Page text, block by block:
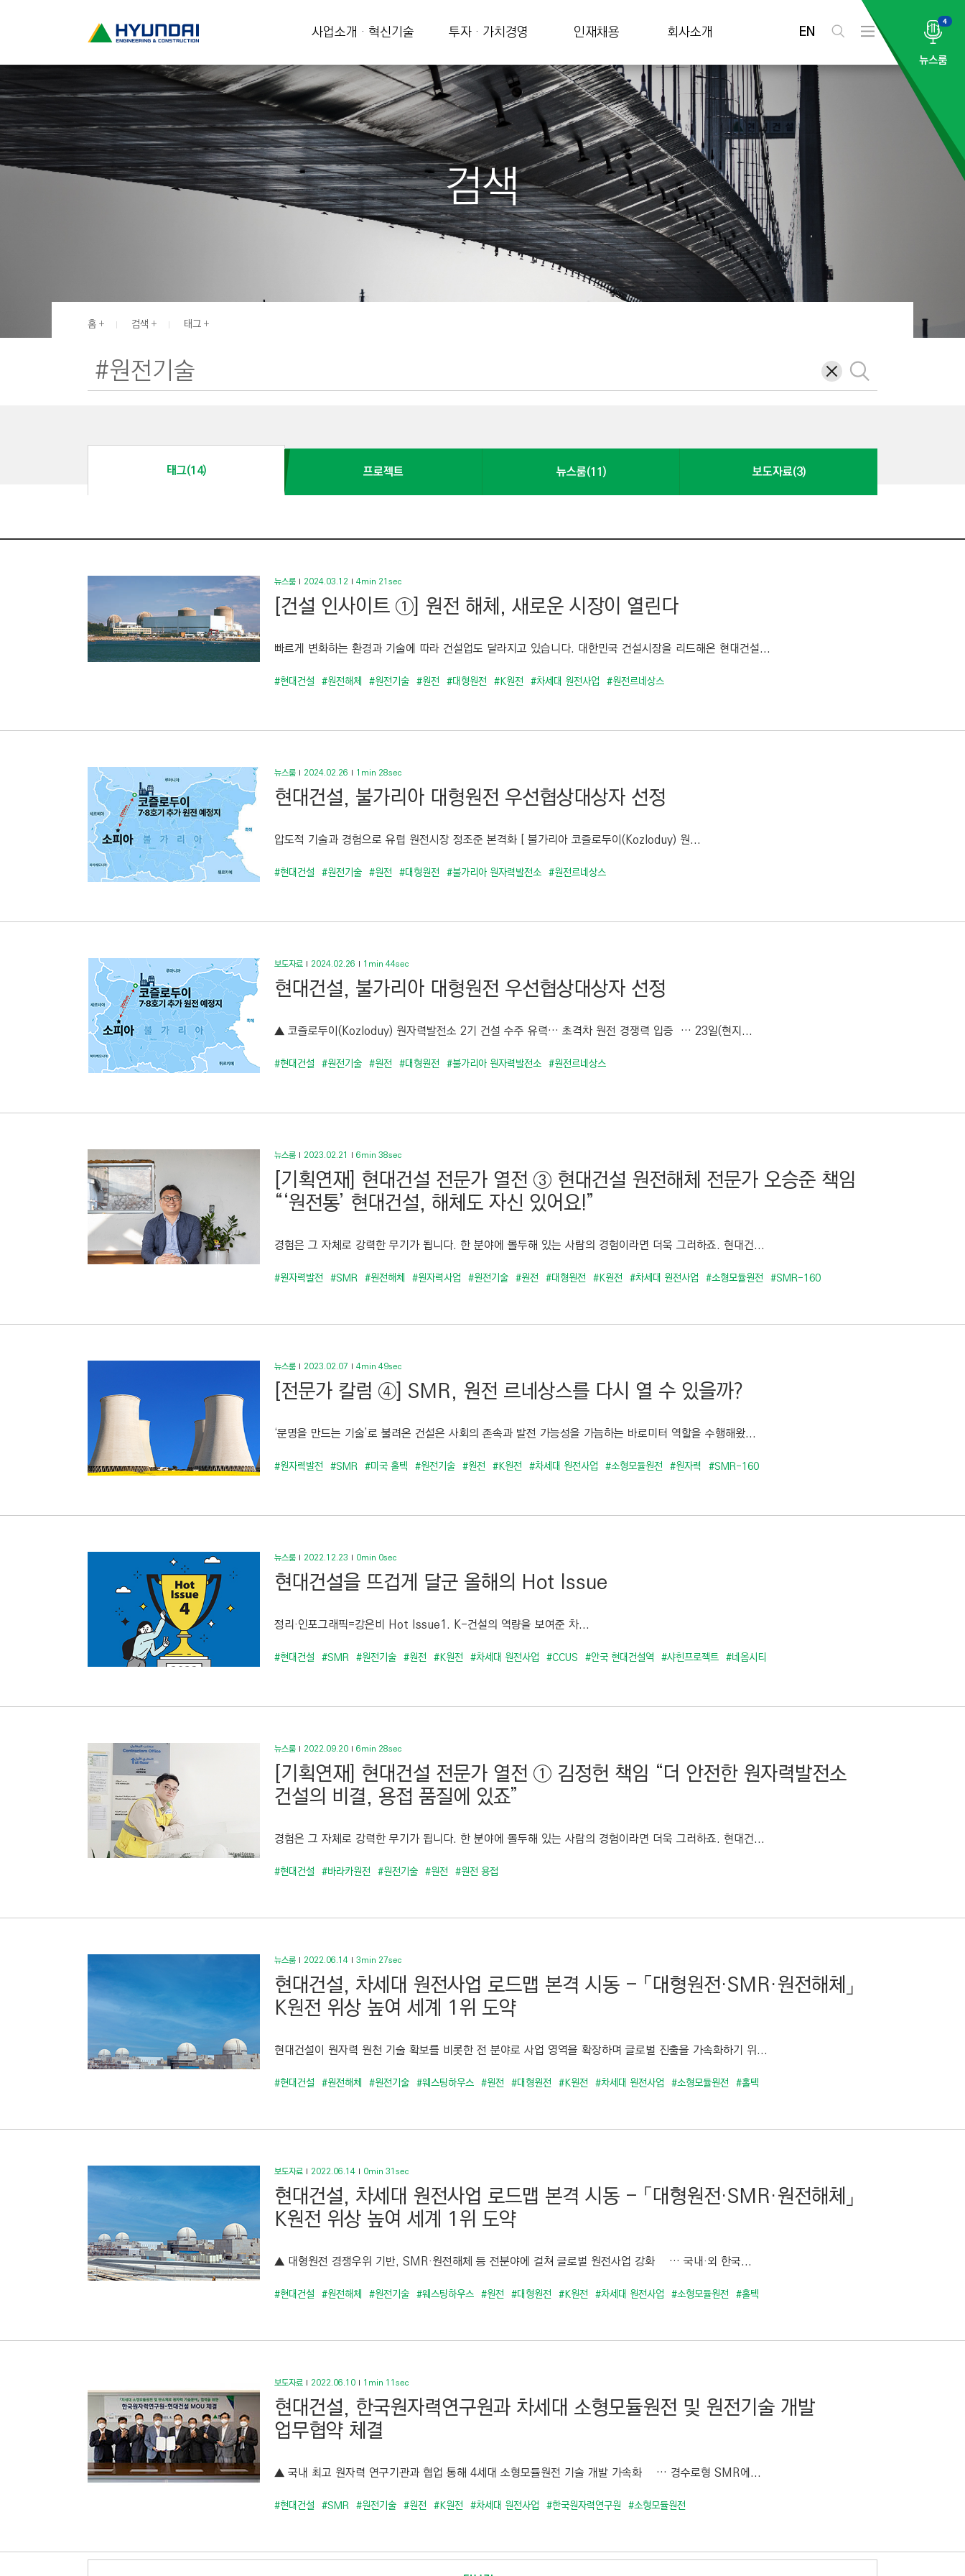
현
건
설
H
Y
U
N
G
N
&
O
S
T
U
C
N
사업소개 · 혁신기술 투자 · 가치경영 인재채용 회사소개 EN
검
전
메
4
뉴스룸
검색
홈 검색 태그
삭
제
검
색
태그(14) 프로젝트 뉴스룸(11) 보도자료(3)
뉴스룸 2024.03.12 4min 21sec
[건설 인사이트 ①] 원전 해체, 새로운 시장이 열린다
빠르게 변화하는 환경과 기술에 따라 건설업도 달라지고 있습니다. 대한민국 건설시장을 리드해온 현대건설...
#현대건설 #원전해체 #원전기술 #원전 #대형원전 #K원전 #차세대 원전사업 #원전르네상스
뉴스룸 2024.02.26 1min 28sec
현대건설, 불가리아 대형원전 우선협상대상자 선정
압도적 기술과 경험으로 유럽 원전시장 정조준 본격화 [ 불가리아 코즐로두이(Kozloduy) 원...
#현대건설 #원전기술 #원전 #대형원전 #불가리아 원자력발전소 #원전르네상스
보도자료 2024.02.26 1min 44sec
현대건설, 불가리아 대형원전 우선협상대상자 선정
▲ 코즐로두이(Kozloduy) 원자력발전소 2기 건설 수주 유력… 초격차 원전 경쟁력 입증 … 23일(현지...
#현대건설 #원전기술 #원전 #대형원전 #불가리아 원자력발전소 #원전르네상스
뉴스룸 2023.02.21 6min 38sec
[기획연재] 현대건설 전문가 열전 ③ 현대건설 원전해체 전문가 오승준 책임
“‘원전통’ 현대건설, 해체도 자신 있어요!”
경험은 그 자체로 강력한 무기가 됩니다. 한 분야에 몰두해 있는 사람의 경험이라면 더욱 그러하죠. 현대건...
#원자력발전 #SMR #원전해체 #원자력사업 #원전기술 #원전 #대형원전 #K원전 #차세대 원전사업 #소형모듈원전 #SMR-160
뉴스룸 2023.02.07 4min 49sec
[전문가 칼럼 ④] SMR, 원전 르네상스를 다시 열 수 있을까?
‘문명을 만드는 기술’로 불려온 건설은 사회의 존속과 발전 가능성을 가늠하는 바로미터 역할을 수행해왔...
#원자력발전 #SMR #미국 홀텍 #원전기술 #원전 #K원전 #차세대 원전사업 #소형모듈원전 #원자력 #SMR-160
뉴스룸 2022.12.23 0min 0sec
현대건설을 뜨겁게 달군 올해의 Hot Issue
정리·인포그래픽=강은비 Hot Issue1. K-건설의 역량을 보여준 차...
#현대건설 #SMR #원전기술 #원전 #K원전 #차세대 원전사업 #CCUS #안국 현대건설역 #샤힌프로젝트 #네옴시티
뉴스룸 2022.09.20 6min 28sec
[기획연재] 현대건설 전문가 열전 ① 김정헌 책임 “더 안전한 원자력발전소
건설의 비결, 용접 품질에 있죠”
경험은 그 자체로 강력한 무기가 됩니다. 한 분야에 몰두해 있는 사람의 경험이라면 더욱 그러하죠. 현대건...
#현대건설 #바라카원전 #원전기술 #원전 #원전 용접
뉴스룸 2022.06.14 3min 27sec
현대건설, 차세대 원전사업 로드맵 본격 시동 - 「대형원전·SMR·원전해체」
K원전 위상 높여 세계 1위 도약
현대건설이 원자력 원천 기술 확보를 비롯한 전 분야로 사업 영역을 확장하며 글로벌 진출을 가속화하기 위...
#현대건설 #원전해체 #원전기술 #웨스팅하우스 #원전 #대형원전 #K원전 #차세대 원전사업 #소형모듈원전 #홀텍
보도자료 2022.06.14 0min 31sec
현대건설, 차세대 원전사업 로드맵 본격 시동 - 「대형원전·SMR·원전해체」
K원전 위상 높여 세계 1위 도약
▲ 대형원전 경쟁우위 기반, SMR·원전해체 등 전분야에 걸쳐 글로벌 원전사업 강화 … 국내·외 한국...
#현대건설 #원전해체 #원전기술 #웨스팅하우스 #원전 #대형원전 #K원전 #차세대 원전사업 #소형모듈원전 #홀텍
보도자료 2022.06.10 1min 11sec
현대건설, 한국원자력연구원과 차세대 소형모듈원전 및 원전기술 개발
업무협약 체결
▲ 국내 최고 원자력 연구기관과 협업 통해 4세대 소형모듈원전 기술 개발 가속화 … 경수로형 SMR에...
#현대건설 #SMR #원전기술 #원전 #K원전 #차세대 원전사업 #한국원자력연구원 #소형모듈원전